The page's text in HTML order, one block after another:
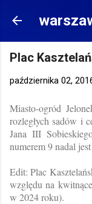
Plac
października 02,
Miasto-ogród
rozległych sadów i
Jana III
numerem 9 nadal
Edit: Plac
względu na
w 2024 roku).